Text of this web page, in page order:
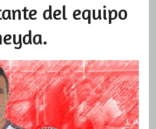
del equipo